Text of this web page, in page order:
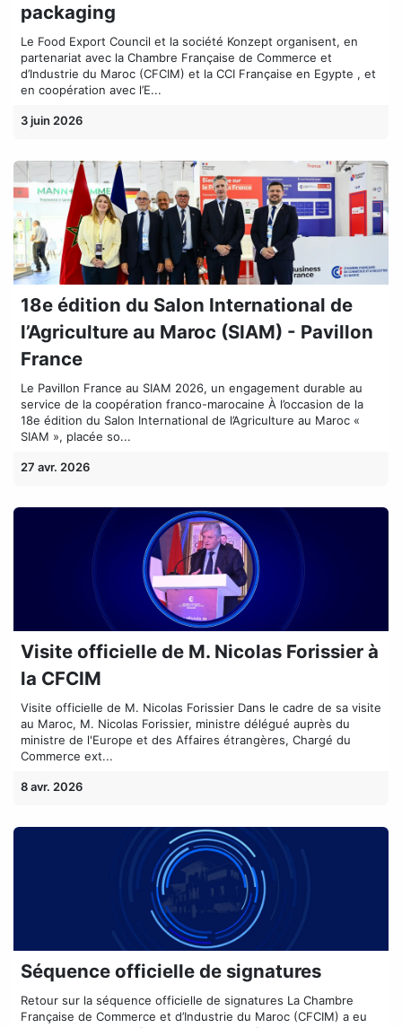
packaging
Le Food Export Council et la société Konzept organisent, en
partenariat avec la Chambre Française de Commerce et
d’Industrie du Maroc (CFCIM) et la CCI Française en Egypte , et
en coopération avec l’E...
3 juin 2026
18e édition du Salon International de
l’Agriculture au Maroc (SIAM) - Pavillon
France
Le Pavillon France au SIAM 2026, un engagement durable au
service de la coopération franco-marocaine À l’occasion de la
18e édition du Salon International de l’Agriculture au Maroc «
SIAM », placée so...
27 avr. 2026
Visite officielle de M. Nicolas Forissier à
la CFCIM
Visite officielle de M. Nicolas Forissier​ Dans le cadre de sa visite
au Maroc, M. Nicolas Forissier, ministre délégué auprès du
ministre de l'Europe et des Affaires étrangères, Chargé du
Commerce ext...
8 avr. 2026
Séquence officielle de signatures
Retour sur la séquence officielle de signatures​ La Chambre
Française de Commerce et d’Industrie du Maroc (CFCIM) a eu